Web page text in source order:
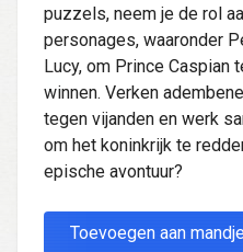
puzzels, neem je de rol
personages, waaronder
Lucy, om Prince Caspian
winnen. Verken
tegen vijanden en werk
om het koninkrijk te
epische avontuur?
Toevoegen aan mandje